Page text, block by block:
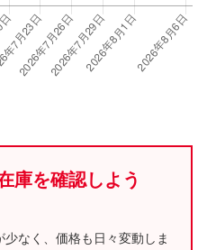
庫を確認しよう
なく、価格も日々変動しま